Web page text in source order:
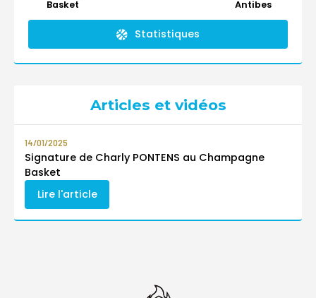
Basket
Antibes
Statistiques
Articles et vidéos
14/01/2025
Signature de Charly PONTENS au Champagne
Basket
Lire l'article